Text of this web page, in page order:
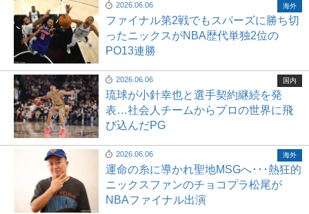
2026.06.06
ファイナル第2戦でもスパーズに勝ち切
ったニックスがNBA歴代単独2位の
PO13連勝
海外
2026.06.06
琉球が小針幸也と選手契約継続を発
表…社会人チームからプロの世界に飛
び込んだPG
国内
2026.06.06
運命の糸に導かれ聖地MSGへ･･･熱狂的
ニックスファンのチョコプラ松尾が
NBAファイナル出演
海外